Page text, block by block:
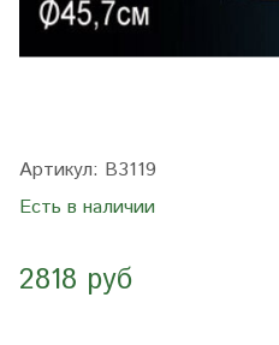
Артикул: B3119
Есть в наличии
2818 руб